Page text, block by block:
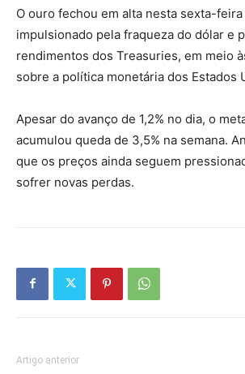
O ouro fechou em alta nesta sexta-feira
impulsionado pela fraqueza do dólar e
rendimentos dos Treasuries, em meio
sobre a política monetária dos Estados
Apesar do avanço de 1,2% no dia, o
acumulou queda de 3,5% na semana.
que os preços ainda seguem
sofrer novas perdas.
Artigo anterior